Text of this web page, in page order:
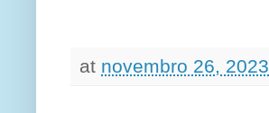
at novembro 26, 2023